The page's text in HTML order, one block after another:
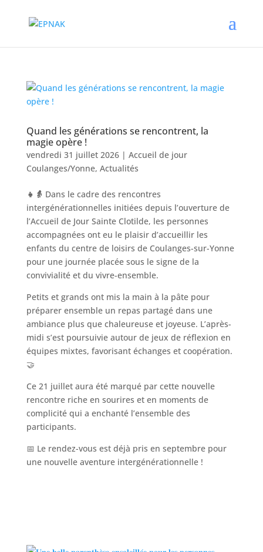
Quand les générations se rencontrent, la
magie opère !
vendredi 31 juillet 2026| Accueil de jour
Coulanges/Yonne, Actualités
👧👵 Dans le cadre des rencontres
intergénérationnelles initiées depuis l’ouverture de
l’Accueil de Jour Sainte Clotilde, les personnes
accompagnées ont eu le plaisir d’accueillir les
enfants du centre de loisirs de Coulanges-sur-Yonne
pour une journée placée sous le signe de la
convivialité et du vivre-ensemble.
Petits et grands ont mis la main à la pâte pour
préparer ensemble un repas partagé dans une
ambiance plus que chaleureuse et joyeuse. L’après-
midi s’est poursuivie autour de jeux de réflexion en
équipes mixtes, favorisant échanges et coopération.
🤝
Ce 21 juillet aura été marqué par cette nouvelle
rencontre riche en sourires et en moments de
complicité qui a enchanté l’ensemble des
participants.
📅 Le rendez-vous est déjà pris en septembre pour
une nouvelle aventure intergénérationnelle !